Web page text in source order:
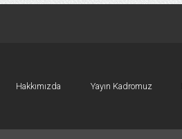
Hakkımızda Yayın Kadromuz